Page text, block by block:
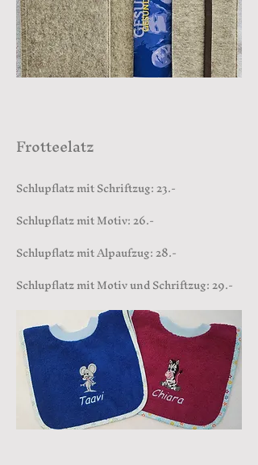
Frotteelatz
Schlupflatz mit Schriftzug: 23.-
Schlupflatz mit Motiv: 26.-
Schlupflatz mit Alpaufzug: 28.-
Schlupflatz mit Motiv und Schriftzug: 29.-